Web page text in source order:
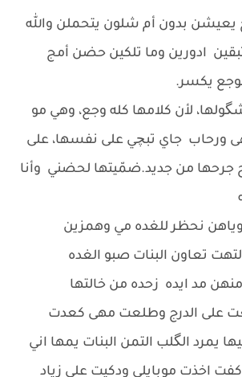
بدون أم شلون يتحملن والله
ادورين وما تلكين حضن أمج
يكسر.
لأن كلامها كله وجع، وهي مو
ورحاب جاي تبچي على نفسها، على
جرحها من جديد.ضمّيتها لحضني وأنا
نحظر للغده مي وهمزين
تعاون البنات صبو الغده
مد ايده زحده من خالتها
على الدرج وطلعت مهى كعدت
يمرد الگلب التمن البنات يمها اني
اخذت موبايلي ودكيت على زياد